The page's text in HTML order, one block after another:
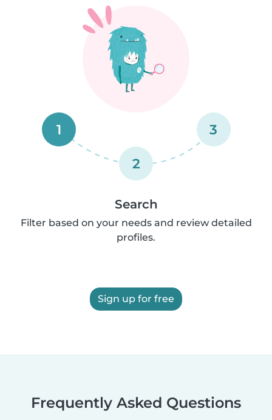
1
2
3
Search
Filter based on your needs and review detailed
profiles.
Sign up for free
Frequently Asked Questions